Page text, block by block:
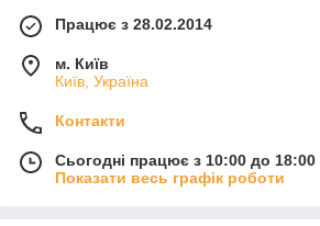
Працює з 28.02.2014
м. Київ
Київ, Україна
Контакти
Сьогодні працює з 10:00 до 18:00
Показати весь графік роботи